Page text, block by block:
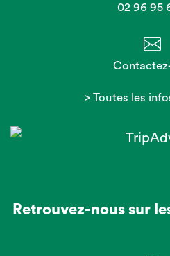
02 96 95
> Toutes les
Retrouvez-nous sur